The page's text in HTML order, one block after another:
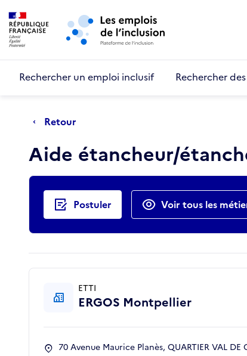
Aller au menu principal
Rechercher un emploi inclusif Rechercher
Retour
Aide étancheur/
Actions rapides
Postuler Voir tous les
ETTI
ERGOS Montpellier
70 Avenue Maurice Planès, QUARTIER VAL